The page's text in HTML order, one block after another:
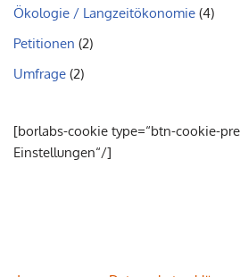
Ökologie / Langzeitökonomie (4)
Petitionen (2)
Umfrage (2)
[borlabs-cookie type=“btn-cookie-
Einstellungen“/]